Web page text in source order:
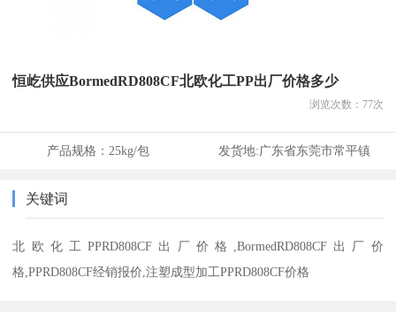
恒屹供应BormedRD808CF北欧化工PP出厂价格多少
浏览次数： 77次
产品规格： 25kg/包 发货地:广东省东莞市常平镇
关键词
北欧化工PPRD808CF出厂价格,BormedRD808CF出厂价
格,PPRD808CF经销报价,注塑成型加工PPRD808CF价格